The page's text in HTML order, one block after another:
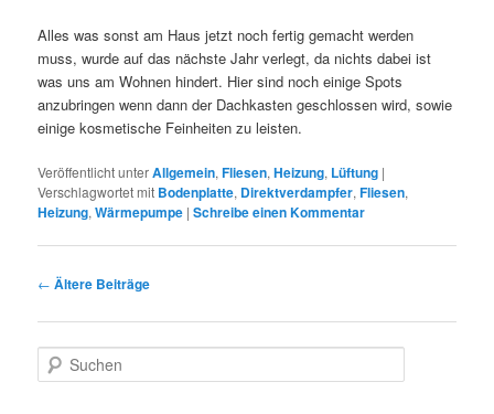
Alles was sonst am Haus jetzt noch fertig gemacht werden
muss, wurde auf das nächste Jahr verlegt, da nichts dabei ist
was uns am Wohnen hindert. Hier sind noch einige Spots
anzubringen wenn dann der Dachkasten geschlossen wird, sowie
einige kosmetische Feinheiten zu leisten.
Veröffentlicht unterAllgemein,Fliesen,Heizung, Lüftung |
Verschlagwortet mit Bodenplatte, Direktverdampfer,Fliesen,
Heizung,Wärmepumpe |Schreibe einen Kommentar
Beitragsnavigation
← Ältere Beiträge
u